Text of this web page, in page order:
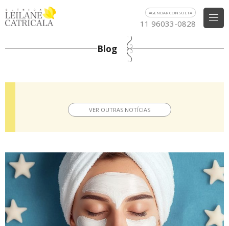
AGENDAR CONSULTA
11 96033-0828
Blog
VER OUTRAS NOTÍCIAS